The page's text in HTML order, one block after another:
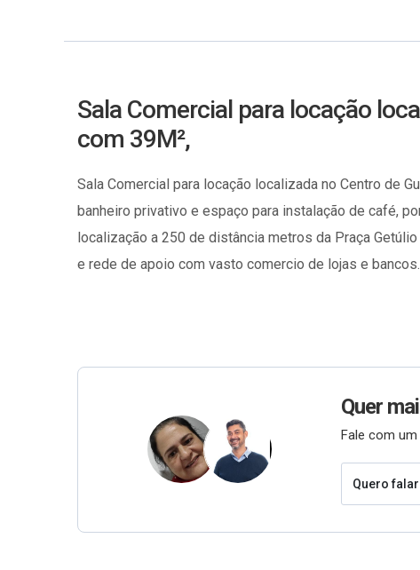
Sala Comercial para locação
com 39M²,
Sala Comercial para locação localizada no Centro de
banheiro privativo e espaço para instalação de café,
localização a 250 de distância metros da Praça
e rede de apoio com vasto comercio de lojas e
Quer
Fale com
Quero